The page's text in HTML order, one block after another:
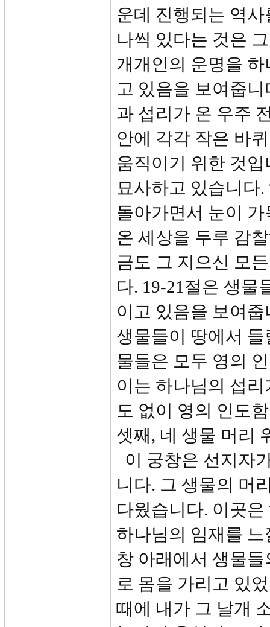
운데 진행되는 역
나씩 있다는 것은
개개인의 운명을
고 있음을 보여줍
과 섭리가 온 우주
안에 각각 작은 바
움직이기 위한 것
묘사하고 있습니다
돌아가면서 눈이
온 세상을 두루 감
금도 그 지으신 모
다. 19-21절은 생물
이고 있음을 보여
생물들이 땅에서
물들은 모두 영의
이는 하나님의 섭
도 없이 영의 인도
셋째, 네 생물 머리
이 궁창은 선지자
니다. 그 생물의 머
다웠습니다. 이곳
하나님의 임재를
창 아래에서 생물
로 몸을 가리고 있
때에 내가 그 날개